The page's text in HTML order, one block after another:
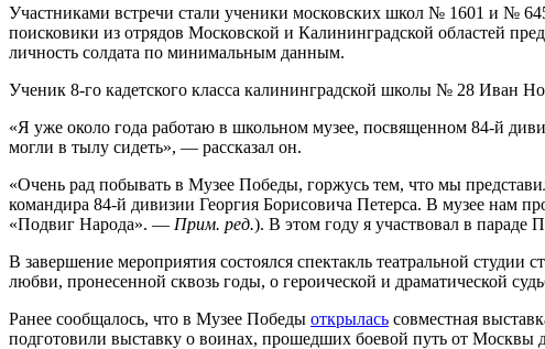
Участниками встречи стали ученики московских школ № 1601 и №
поисковики из отрядов Московской и Калининградской областей
личность солдата по минимальным данным.
Ученик 8-го кадетского класса калининградской школы № 28 Иван
«Я уже около года работаю в школьном музее, посвященном 84-й
могли в тылу сидеть», — рассказал он.
«Очень рад побывать в Музее Победы, горжусь тем, что мы
командира 84-й дивизии Георгия Борисовича Петерса. В музее нам
«Подвиг Народа». — Прим. ред.). В этом году я участвовал в
В завершение мероприятия состоялся спектакль театральной
любви, пронесенной сквозь годы, о героической и драматической
Ранее сообщалось, что в Музее Победы открылась совместная
подготовили выставку о воинах, прошедших боевой путь от Москвы